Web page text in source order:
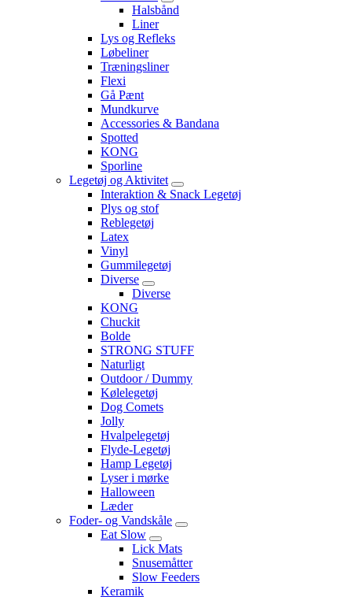
Halsbånd
Liner
Lys og Refleks
Løbeliner
Træningsliner
Flexi
Gå Pænt
Mundkurve
Accessories & Bandana
Spotted
KONG
Sporline
Legetøj og Aktivitet
Interaktion & Snack Legetøj
Plys og stof
Reblegetøj
Latex
Vinyl
Gummilegetøj
Diverse
Diverse
KONG
Chuckit
Bolde
STRONG STUFF
Naturligt
Outdoor / Dummy
Kølelegetøj
Dog Comets
Jolly
Hvalpelegetøj
Flyde-Legetøj
Hamp Legetøj
Lyser i mørke
Halloween
Læder
Foder- og Vandskåle
Eat Slow
Lick Mats
Snusemåtter
Slow Feeders
Keramik